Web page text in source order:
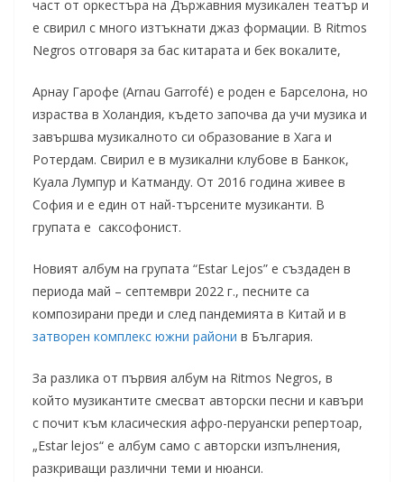
част от оркестъра на Държавния музикален театър и
е свирил с много изтъкнати джаз формации. В Ritmos
Negros отговаря за бас китаратa и бек вокалите,
Арнау Гарофе (Arnau Garrofé) е роден е Барселона, но
израства в Холандия, където започва да учи музика и
завършва музикалното си образование в Хага и
Ротердам. Свирил е в музикални клубове в Банкок,
Куала Лумпур и Катманду. От 2016 година живее в
София и е един от най-търсените музиканти. В
групата е саксофонист.
Новият албум на групата “Estar Lejos” е създаден в
периода май – септември 2022 г., песните са
композирани преди и след пандемията в Китай и в
затворен комплекс южни райони в България.
За разлика от първия албум на Ritmos Negros, в
който музикантите смесват авторски песни и кавъри
с почит към класическия афро-перуански репертоар,
„Estar lejos“ е албум само с авторски изпълнения,
разкриващи различни теми и нюанси.